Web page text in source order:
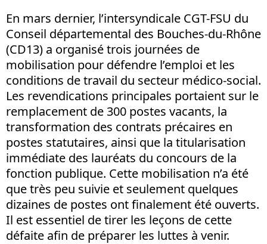
En mars dernier, l’intersyndicale CGT-FSU du
Conseil départemental des Bouches-du-Rhône
(CD13) a organisé trois journées de
mobilisation pour défendre l’emploi et les
conditions de travail du secteur médico-social.
Les revendications principales portaient sur le
remplacement de 300 postes vacants, la
transformation des contrats précaires en
postes statutaires, ainsi que la titularisation
immédiate des lauréats du concours de la
fonction publique. Cette mobilisation n’a été
que très peu suivie et seulement quelques
dizaines de postes ont finalement été ouverts.
Il est essentiel de tirer les leçons de cette
défaite afin de préparer les luttes à venir.